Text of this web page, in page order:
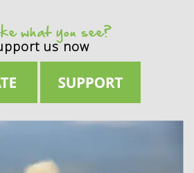
what you see?
us now